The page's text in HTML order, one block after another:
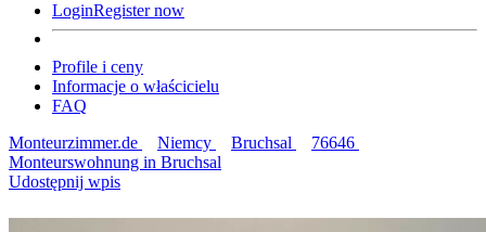
LoginRegister now
Profile i ceny
Informacje o właścicielu
FAQ
Monteurzimmer.de
Niemcy Bruchsal
76646
Monteurswohnung in Bruchsal
Udostępnij wpis